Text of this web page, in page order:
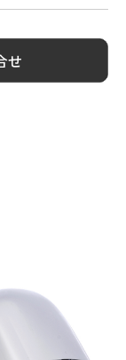
装色加算
1,800
2,600
せ